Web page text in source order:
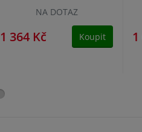
NA DOTAZ
1 364 Kč Koupit